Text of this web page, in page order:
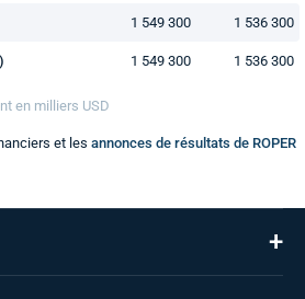
1 549 300 1 536 300
1 549 300 1 536 300
en milliers USD
et les annonces de résultats de ROPER
+